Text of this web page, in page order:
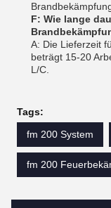
F: Wie lange
A: Die Lieferzeit
beträgt 15-20
L/C.
Tags:
fm 200 System
fm 200